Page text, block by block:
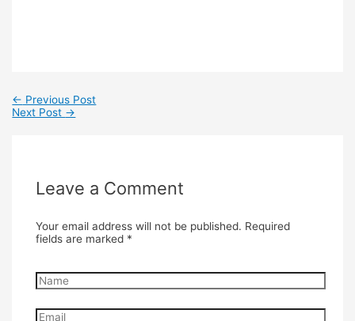
← Previous Post
Next Post →
Leave a Comment
Your email address will not be published. Required
fields are marked *
Name
Email